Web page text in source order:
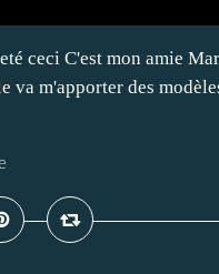
ceci C'est mon amie
m'apporter des